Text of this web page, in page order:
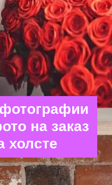
на заказ
холсте